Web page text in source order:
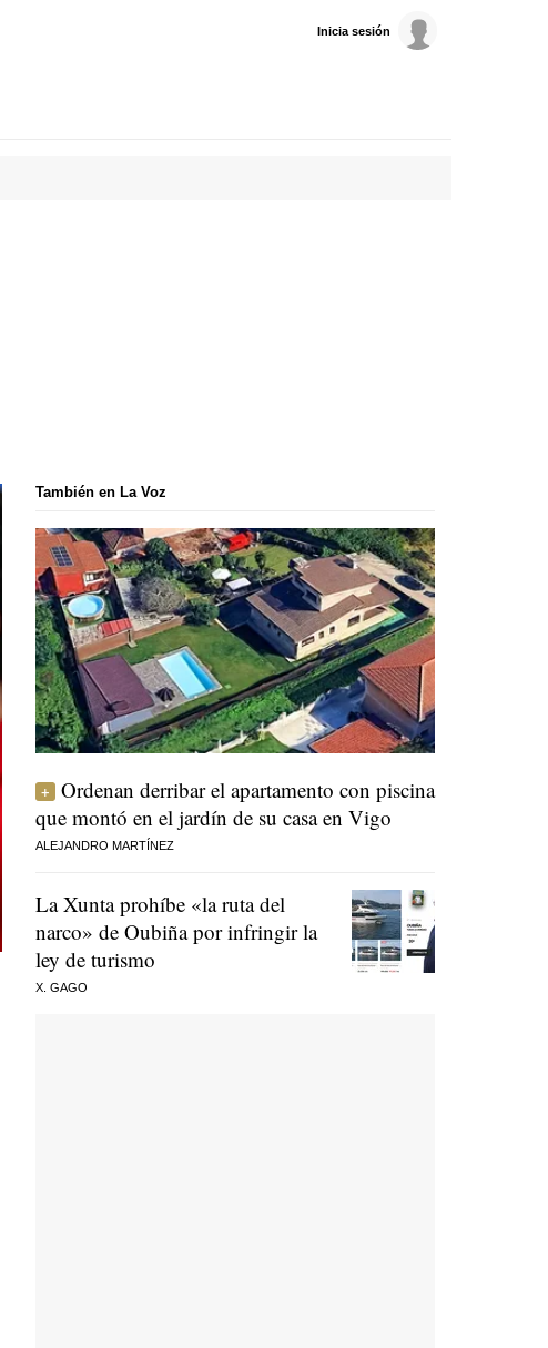
Inicia sesión
También en La Voz
Ordenan derribar el apartamento con piscina
que montó en el jardín de su casa en Vigo
ALEJANDRO MARTÍNEZ
La Xunta prohíbe «la ruta del
narco» de Oubiña por infringir la
ley de turismo
X. GAGO